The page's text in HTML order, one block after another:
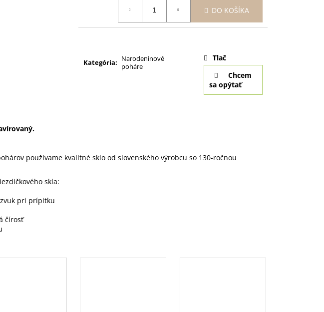
DO KOŠÍKA
Kategória: Narodeninové
poháre
Tlač
Chcem
sa opýtať
používame kvalitné sklo od slovenského výrobcu so 130-ročnou
skla:
pri prípitku
čírosť